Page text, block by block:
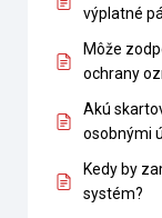
výplatné
Môže
ochrany
Akú
osobnými
Kedy by
systém?